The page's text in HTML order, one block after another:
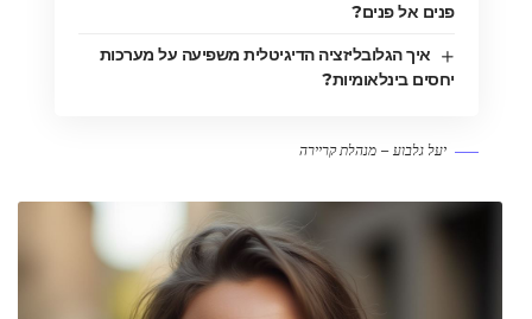
פנים אל פנים?
איך הגלובליזציה הדיגיטלית משפיעה על מערכות
יחסים בינלאומיות?
יעל גלבוע – מנהלת קריירה